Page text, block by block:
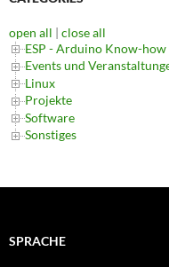
open all | close all
ESP - Arduino Know-how
Events und
Linux
Projekte
Software
Sonstiges
SPRACHE